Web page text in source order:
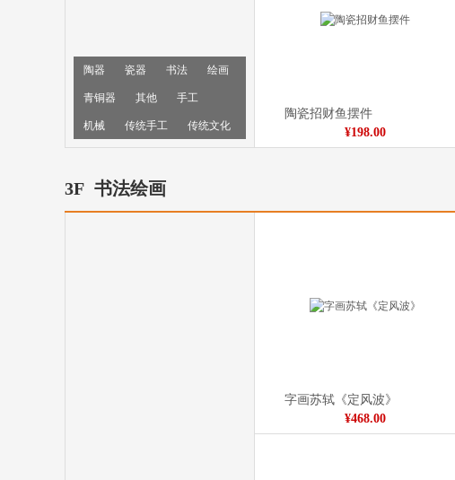
陶器 瓷器 书法 绘画
青铜器 其他 手工
机械 传统手工 传统文化
陶瓷招财鱼摆件
¥198.00
3F 书法绘画
字画苏轼《定风波》
¥468.00